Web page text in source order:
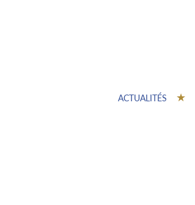
ACTUALITÉS